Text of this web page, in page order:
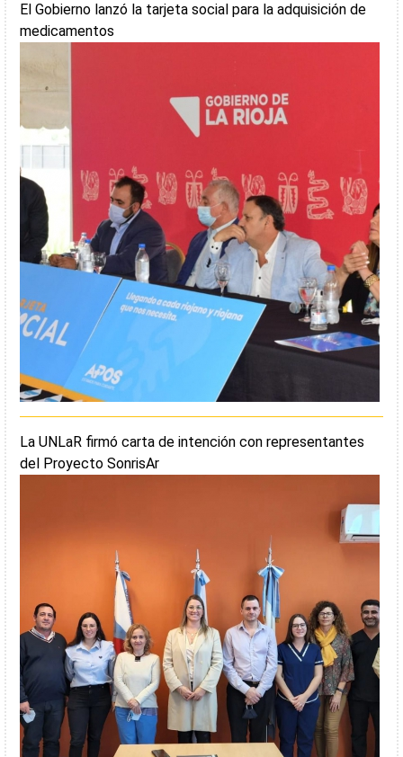
El Gobierno lanzó la tarjeta social para la adquisición de
medicamentos
La UNLaR firmó carta de intención con representantes
del Proyecto SonrisAr